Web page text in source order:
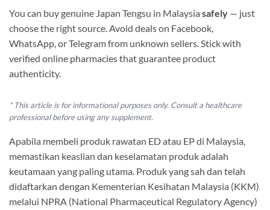
You can buy genuine Japan Tengsu in Malaysia safely — just
choose the right source. Avoid deals on Facebook,
WhatsApp, or Telegram from unknown sellers. Stick with
verified online pharmacies that guarantee product
authenticity.
* This article is for informational purposes only. Consult a healthcare
professional before using any supplement.
Apabila membeli produk rawatan ED atau EP di Malaysia,
memastikan keaslian dan keselamatan produk adalah
keutamaan yang paling utama. Produk yang sah dan telah
didaftarkan dengan Kementerian Kesihatan Malaysia (KKM)
melalui NPRA (National Pharmaceutical Regulatory Agency)